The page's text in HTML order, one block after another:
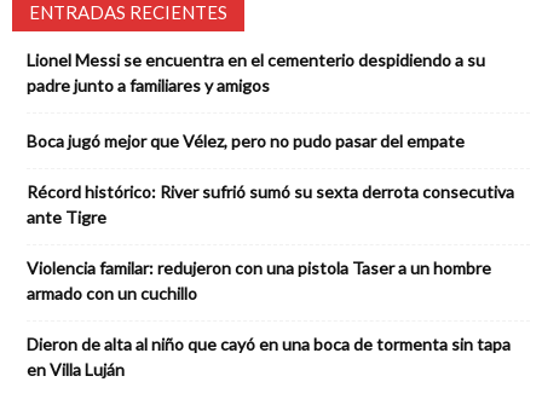
ENTRADAS RECIENTES
Lionel Messi se encuentra en el cementerio despidiendo a su
padre junto a familiares y amigos
Boca jugó mejor que Vélez, pero no pudo pasar del empate
Récord histórico: River sufrió sumó su sexta derrota consecutiva
ante Tigre
Violencia familar: redujeron con una pistola Taser a un hombre
armado con un cuchillo
Dieron de alta al niño que cayó en una boca de tormenta sin tapa
en Villa Luján